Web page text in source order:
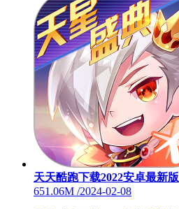
天天酷跑下载2022安卓最新版
651.06M /2024-02-08